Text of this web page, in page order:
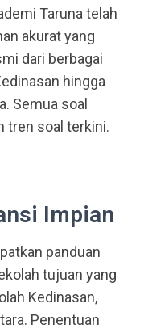
Taruna telah
akurat yang
dari berbagai
hingga
Semua soal
tren soal terkini.
Impian
panduan
tujuan yang
Kedinasan,
Penentuan